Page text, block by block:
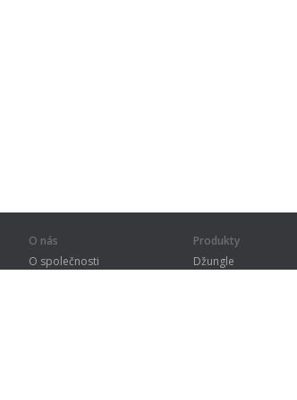
O nás
O společnosti
Produkty
Džungle